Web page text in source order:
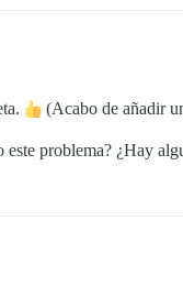
(Acabo de añadir
este problema? ¿Hay